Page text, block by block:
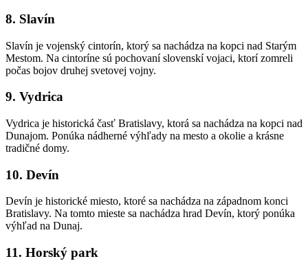
8. Slavín
Slavín je vojenský cintorín, ktorý sa nachádza na kopci nad Starým
Mestom. Na cintoríne sú pochovaní slovenskí vojaci, ktorí zomreli
počas bojov druhej svetovej vojny.
9. Vydrica
Vydrica je historická časť Bratislavy, ktorá sa nachádza na kopci nad
Dunajom. Ponúka nádherné výhľady na mesto a okolie a krásne
tradičné domy.
10. Devín
Devín je historické miesto, ktoré sa nachádza na západnom konci
Bratislavy. Na tomto mieste sa nachádza hrad Devín, ktorý ponúka
výhľad na Dunaj.
11. Horský park